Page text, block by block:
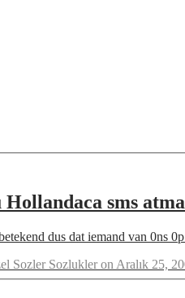
Hollandaca sms
dus dat iemand van 0ns
Sozler Sozlukler on Aralık 25,